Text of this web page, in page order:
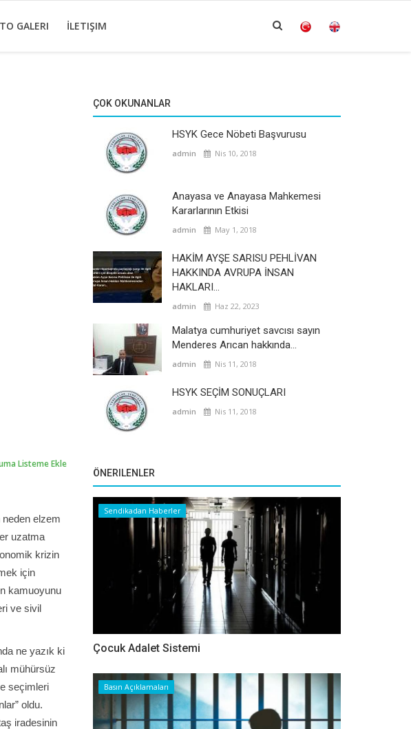
GALERI İLETIŞIM
Listeme Ekle
neden elzem
uzatma
krizin
için
kamuoyunu
ve sivil
ne yazık ki
mühürsüz
seçimleri
oldu.
iradesinin
ÇOK OKUNANLAR
HSYK Gece Nöbeti Başvurusu
admin Nis 10, 2018
Anayasa ve Anayasa Mahkemesi
Kararlarının Etkisi
admin May 1, 2018
HAKİM AYŞE SARISU PEHLİVAN
HAKKINDA AVRUPA İNSAN
HAKLARI...
admin Haz 22, 2023
Malatya cumhuriyet savcısı sayın
Menderes Arıcan hakkında...
admin Nis 11, 2018
HSYK SEÇİM SONUÇLARI
admin Nis 11, 2018
ÖNERILENLER
Sendikadan Haberler
Çocuk Adalet Sistemi
Basın Açıklamaları